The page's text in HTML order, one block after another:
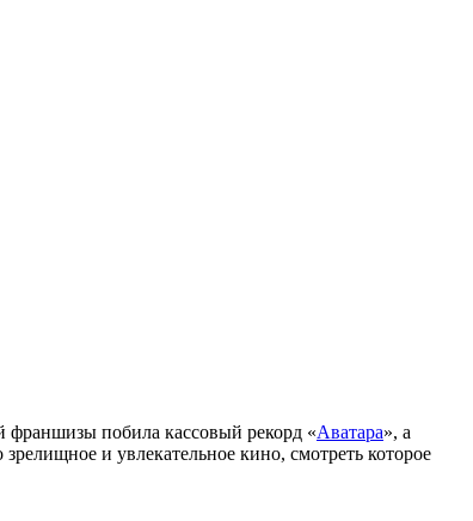
франшизы побила кассовый рекорд «Аватара», а
и увлекательное кино, смотреть которое